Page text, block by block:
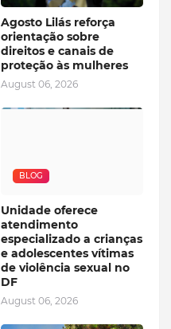
Agosto Lilás reforça
orientação sobre
direitos e canais de
proteção às mulheres
August 06, 2026
BLOG
Unidade oferece
atendimento
especializado a crianças
e adolescentes vítimas
de violência sexual no
DF
August 06, 2026